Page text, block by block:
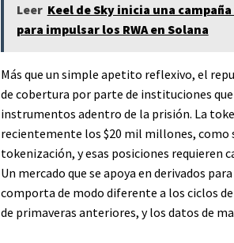
Leer Keel de Sky inicia una
para impulsar los RWA en Solana
Más que un simple apetito reflexivo, el
de cobertura por parte de instituciones
instrumentos adentro de la prisión. La
recientemente los $20 mil millones, como
tokenización, y esas posiciones requieren
Un mercado que se apoya en derivados
comporta de modo diferente a los ciclos
de primaveras anteriores, y los datos de